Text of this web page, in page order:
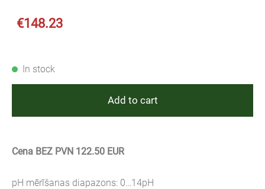
€148.23
In stock
Add to cart
Cena BEZ PVN 122.50 EUR
pH mērīšanas diapazons: 0…14pH